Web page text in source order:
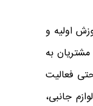
اولیه و
به
فعالیت
جانبی،